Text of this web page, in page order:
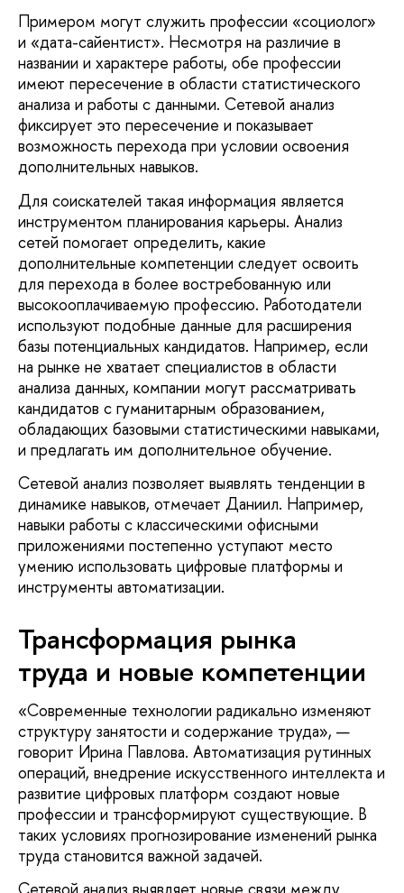
Примером могут служить профессии «социолог»
и «дата-сайентист». Несмотря на различие в
названии и характере работы, обе профессии
имеют пересечение в области статистического
анализа и работы с данными. Сетевой анализ
фиксирует это пересечение и показывает
возможность перехода при условии освоения
дополнительных навыков.
Для соискателей такая информация является
инструментом планирования карьеры. Анализ
сетей помогает определить, какие
дополнительные компетенции следует освоить
для перехода в более востребованную или
высокооплачиваемую профессию. Работодатели
используют подобные данные для расширения
базы потенциальных кандидатов. Например, если
на рынке не хватает специалистов в области
анализа данных, компании могут рассматривать
кандидатов с гуманитарным образованием,
обладающих базовыми статистическими навыками,
и предлагать им дополнительное обучение.
Сетевой анализ позволяет выявлять тенденции в
динамике навыков, отмечает Даниил. Например,
навыки работы с классическими офисными
приложениями постепенно уступают место
умению использовать цифровые платформы и
инструменты автоматизации.
Трансформация рынка
труда и новые компетенции
«Современные технологии радикально изменяют
структуру занятости и содержание труда», —
говорит Ирина Павлова. Автоматизация рутинных
операций, внедрение искусственного интеллекта и
развитие цифровых платформ создают новые
профессии и трансформируют существующие. В
таких условиях прогнозирование изменений рынка
труда становится важной задачей.